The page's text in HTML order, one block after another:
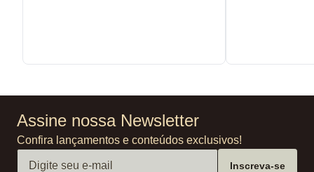
Assine nossa Newsletter
Confira lançamentos e conteúdos exclusivos!
Inscreva-se